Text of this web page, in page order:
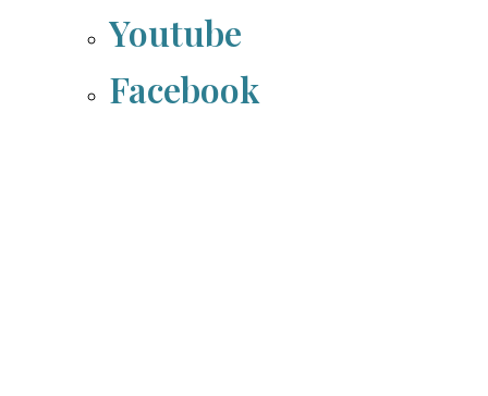
Youtube
Facebook